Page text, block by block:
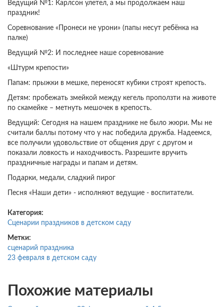
Ведущий №1: Карлсон улетел, а мы продолжаем наш
праздник!
Соревнование «Пронеси не урони» (папы несут ребёнка на
палке)
Ведущий №2: И последнее наше соревнование
«Штурм крепости»
Папам: прыжки в мешке, переносят кубики cтроят крепость.
Детям: пробежать змейкой между кегель проползти на животе
по скамейке – метнуть мешочек в крепость.
Ведущий: Сегодня на нашем празднике не было жюри. Мы не
считали баллы потому что у нас победила дружба. Надеемся,
все получили удовольствие от общения друг с другом и
показали ловкость и находчивость. Разрешите вручить
праздничные награды и папам и детям.
Подарки, медали, сладкий пирог
Песня «Наши дети» - исполняют ведущие - воспитатели.
Категория:
Сценарии праздников в детском саду
Метки:
сценарий праздника
23 февраля в детском саду
Похожие материалы